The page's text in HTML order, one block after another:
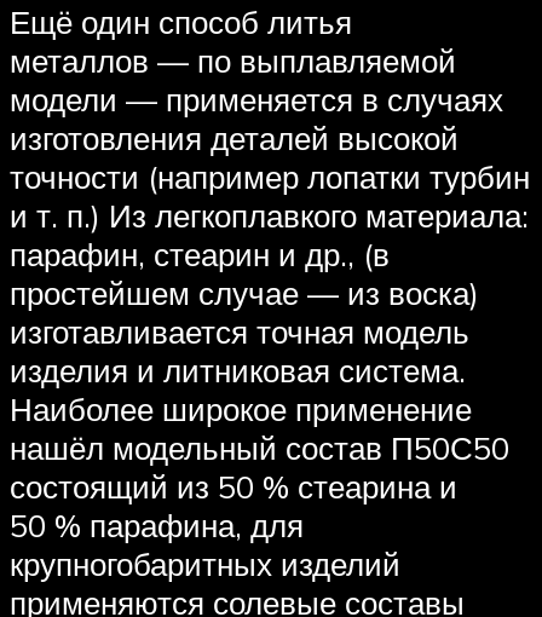
Ещё один способ литья
металлов — по выплавляемой
модели — применяется в случаях
изготовления деталей высокой
точности (например лопатки турбин
и т. п.) Из легкоплавкого материала:
парафин, стеарин и др., (в
простейшем случае — из воска)
изготавливается точная модель
изделия и литниковая система.
Наиболее широкое применение
нашёл модельный состав П50С50
состоящий из 50 % стеарина и
50 % парафина, для
крупногобаритных изделий
применяются солевые составы